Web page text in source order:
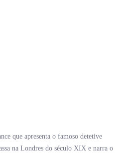
que apresenta o famoso detetive
na Londres do século XIX e narra o